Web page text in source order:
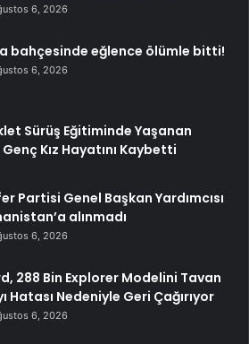
6, 2026
bahçesinde eğlence ölümle bitti!
6, 2026
Sürüş Eğitiminde Yaşanan
Kız Hayatını Kaybetti
Partisi Genel Başkan Yardımcısı
alınmadı
6, 2026
288 Bin Explorer Modelini Tavan
Hatası Nedeniyle Geri Çağırıyor
6, 2026